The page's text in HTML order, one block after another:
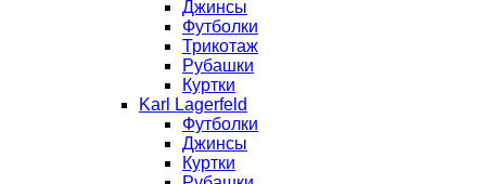
Джинсы
Футболки
Трикотаж
Рубашки
Куртки
Karl Lagerfeld
Футболки
Джинсы
Куртки